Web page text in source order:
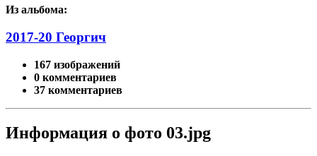
Из альбома:
2017-20 Георгич
167 изображений
0 комментариев
37 комментариев
Информация о фото 03.jpg